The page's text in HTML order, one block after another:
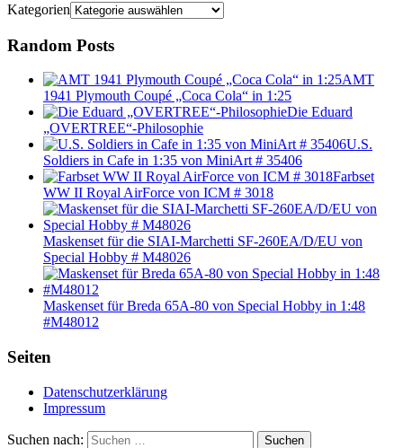
Kategorien
Random Posts
AMT
1941 Plymouth Coupé „Coca Cola“ in 1:25
Die Eduard
„OVERTREE“-Philosophie
U.S.
Soldiers in Cafe in 1:35 von MiniArt # 35406
Farbset
WW II Royal AirForce von ICM # 3018
Maskenset für die SIAI-Marchetti SF-260EA/D/EU von
Special Hobby # M48026
Maskenset für Breda 65A-80 von Special Hobby in 1:48
#M48012
Seiten
Datenschutzerklärung
Impressum
Suchen nach: Suchen